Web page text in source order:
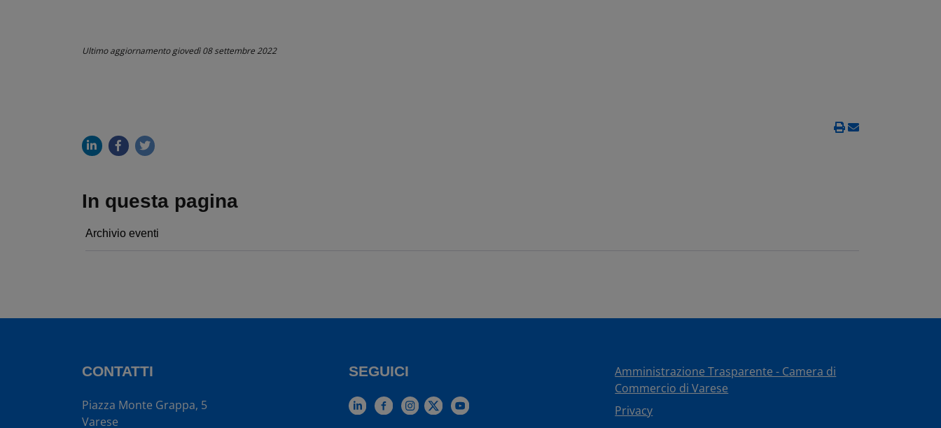
Ultimo aggiornamentogiovedì 08 settembre 2022
In questa pagina
Archivio eventi
CONTATTI
Piazza Monte Grappa, 5
Varese
SEGUICI
Amministrazione Trasparente - Camera di
Commercio di Varese
Privacy